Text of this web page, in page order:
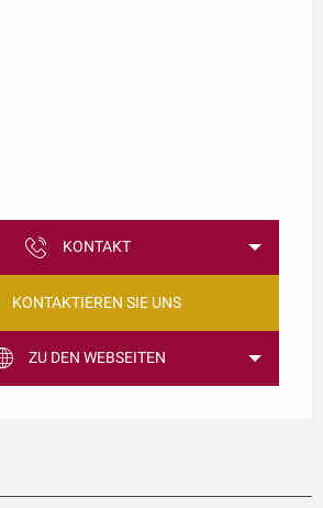
KONTAKT
KONTAKTIEREN SIE UNS
ZU DEN WEBSEITEN